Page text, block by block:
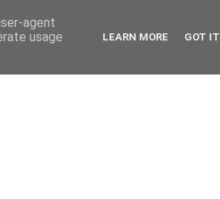
agent
usage
LEARN MORE GOT IT